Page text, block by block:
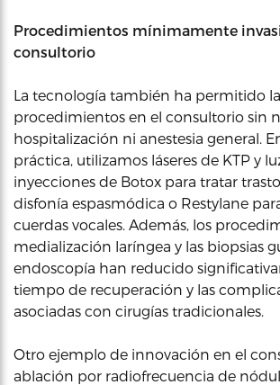
Procedimientos mínimamente
consultorio
La tecnología también ha permitido
procedimientos en el consultorio sin
hospitalización ni anestesia general.
práctica, utilizamos láseres de KTP y
inyecciones de Botox para tratar
disfonía espasmódica o Restylane
cuerdas vocales. Además, los
medialización laríngea y las biopsias
endoscopía han reducido
tiempo de recuperación y las
asociadas con cirugías tradicionales.
Otro ejemplo de innovación en el
ablación por radiofrecuencia de